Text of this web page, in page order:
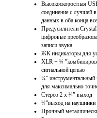
Высокоскоростная
соединение с лучшей
данных в оба конца
Предусилители
цифровые
записи звука
ЖК индикаторы для
XLR + ¼
сигнальной цепью
¼” инструментальный
для максимально
Стерео 2 х ¼” выход
¼”выход на наушники
Прочный